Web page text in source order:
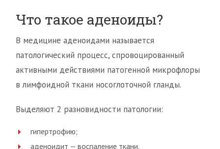
Что такое аденоиды?
В медицине аденоидами называется
патологический процесс, спровоцированный
активными действиями патогенной микрофлоры
в лимфоидной ткани носоглоточной гланды.
Выделяют 2 разновидности патологии:
гипертрофию;
аденоидит — воспаление ткани.